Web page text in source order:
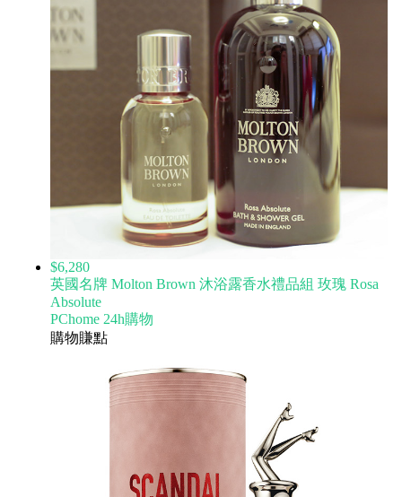
$6,280
英國名牌 Molton Brown 沐浴露香水禮品組 玫瑰 Rosa
Absolute
PChome 24h購物
購物賺點